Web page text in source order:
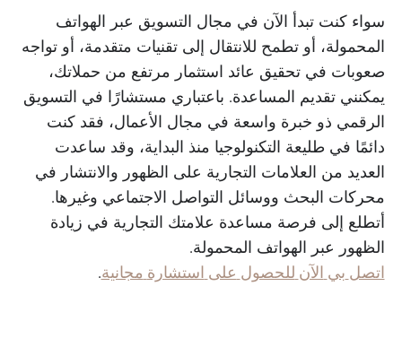
سواء كنت تبدأ الآن في مجال التسويق عبر الهواتف
المحمولة، أو تطمح للانتقال إلى تقنيات متقدمة، أو تواجه
صعوبات في تحقيق عائد استثمار مرتفع من حملاتك،
يمكنني تقديم المساعدة. باعتباري مستشارًا في التسويق
الرقمي ذو خبرة واسعة في مجال الأعمال، فقد كنت
دائمًا في طليعة التكنولوجيا منذ البداية، وقد ساعدت
العديد من العلامات التجارية على الظهور والانتشار في
محركات البحث ووسائل التواصل الاجتماعي وغيرها.
أتطلع إلى فرصة مساعدة علامتك التجارية في زيادة
الظهور عبر الهواتف المحمولة.
اتصل بي الآن للحصول على استشارة مجانية.